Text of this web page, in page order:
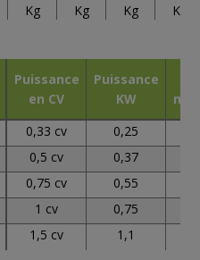
Kg
Kg
Kg
Kg
Puissance
en CV
Puissance
KW
0,33 cv 0,25
0,5 cv 0,37
0,75 cv 0,55
1 cv 0,75
1,5 cv 1,1